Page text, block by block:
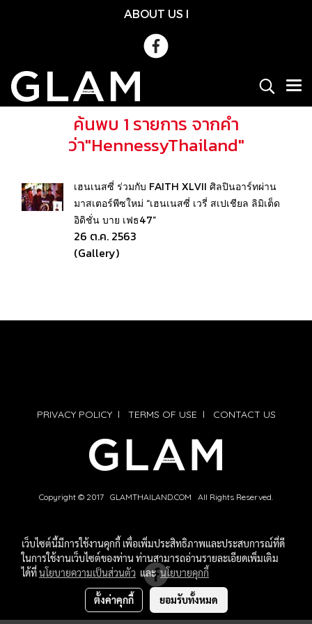
ABOUT US l
ค้นพบ 1 รายการ จากคำ
ว่า"HennessyThailand"
เฮนเนสซี่ ร่วมกับ FAITH XLVII ศิลปินอาร์ทผ่าน
มาสเตอร์พีซใหม่ “เฮนเนสซี่ เวรี่ สเปเชียล ลิมิเต็ด
อิดิชั่น บาย เฟธ47”
26 ต.ค. 2563
(Gallery)
PRIVACY POLICYl TERMS OF USE l CONTACT US
Copyright © 2017 GLAMTHAILAND.COM All Rights Reserved.
เว็บไซต์นี้มีการใช้งานคุกกี้ เพื่อเพิ่มประสิทธิภาพและประสบการณ์ที่ดี
ในการใช้งานเว็บไซต์ของท่าน ท่านสามารถอ่านรายละเอียดเพิ่มเติม
ได้ที่นโยบายความเป็นส่วนตัว และนโยบายคุกกี้
ตั้งค่าคุกกี้ ยอมรับทั้งหมด